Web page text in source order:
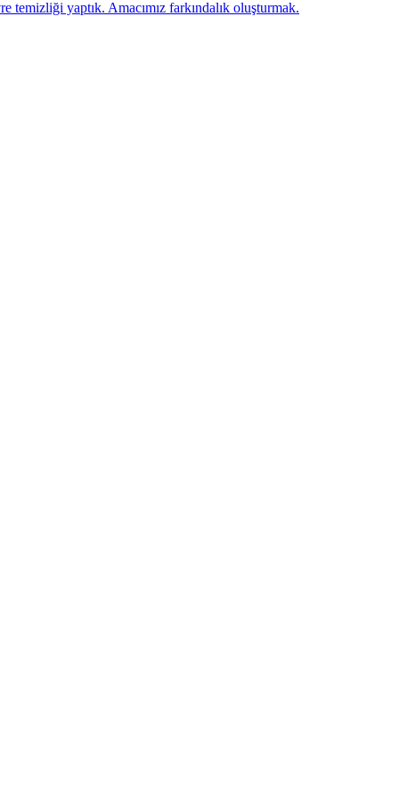
yaptık. Amacımız farkındalık oluşturmak.